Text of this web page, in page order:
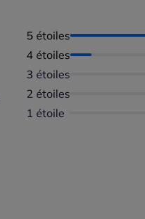
5 étoiles
4 étoiles
3 étoiles
2 étoiles
1 étoile